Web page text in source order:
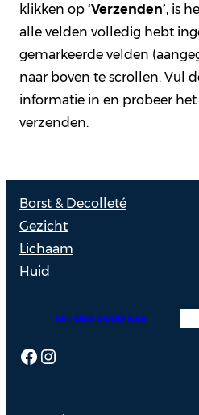
klikken op ‘Verzenden’, is
alle velden volledig hebt
gemarkeerde velden
naar boven te scrollen. Vul
informatie in en probeer
verzenden.
Borst & Decolleté
Gezicht
Lichaam
Huid
Facebook
Instagram
Tel: 088 9000 535